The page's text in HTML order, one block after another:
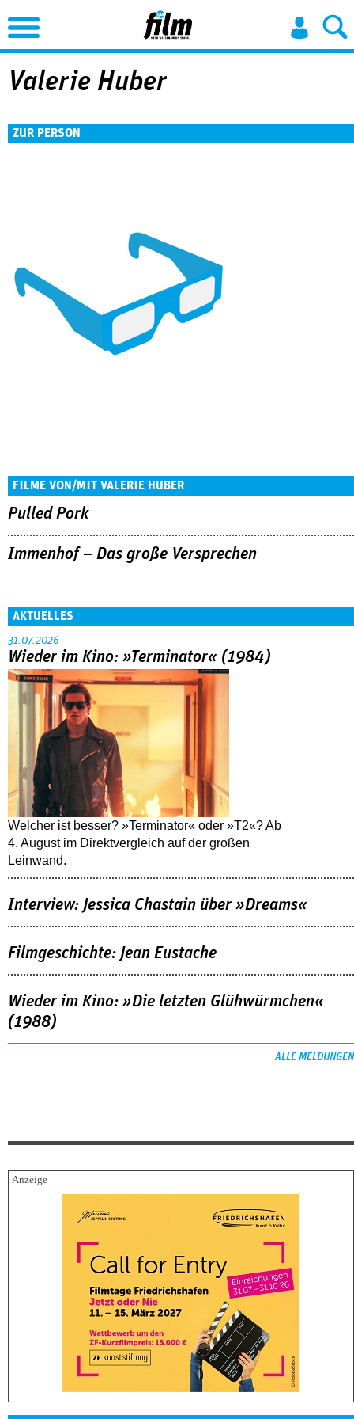
Jump to Navigation
Valerie Huber
ZUR PERSON
FILME VON/MIT VALERIE HUBER
Pulled Pork
Immenhof – Das große Versprechen
AKTUELLES
31.07.2026
Wieder im Kino: »Terminator« (1984)
Welcher ist besser? »Terminator« oder »T2«? Ab
4. August im Direktvergleich auf der großen
Leinwand.
Interview: Jessica Chastain über »Dreams«
Filmgeschichte: Jean Eustache
Wieder im Kino: »Die letzten Glühwürmchen«
(1988)
ALLE MELDUNGEN